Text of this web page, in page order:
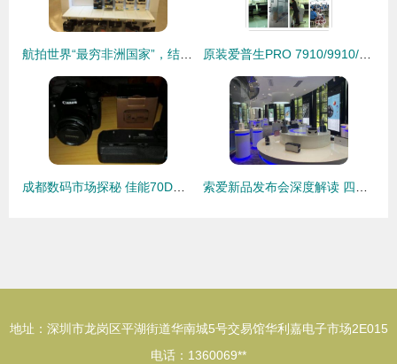
地址：深圳市龙岗区平湖街道华南城5号交易馆华利嘉电子市场2E015
电话：1360069**